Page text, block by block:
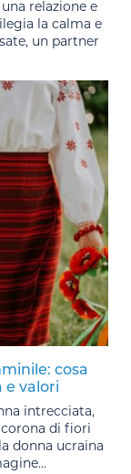
relazione e
la calma e
un partner
cosa
e valori
intrecciata,
di fiori
donna ucraina